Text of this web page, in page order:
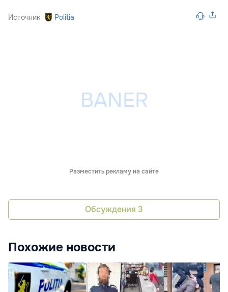
Источник Politia
Разместить рекламу на сайте
Обсуждения 3
Похожие новости